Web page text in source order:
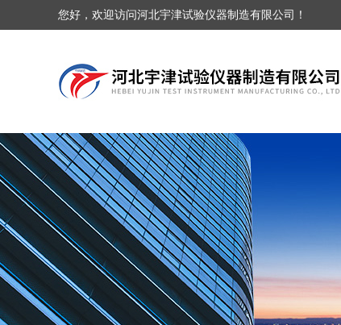
您好，欢迎访问河北宇津试验仪器制造有限公司！